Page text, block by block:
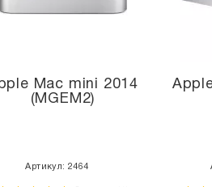
Mac mini 2014
(MGEM2)
Артикул: 2464